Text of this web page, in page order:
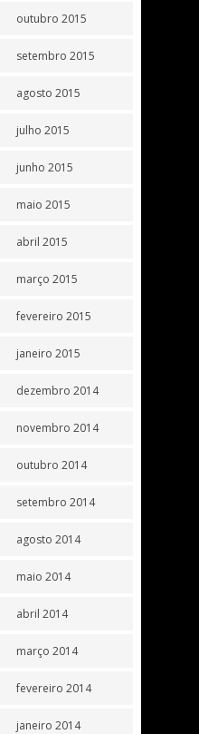
outubro 2015
setembro 2015
agosto 2015
julho 2015
junho 2015
maio 2015
abril 2015
março 2015
fevereiro 2015
janeiro 2015
dezembro 2014
novembro 2014
outubro 2014
setembro 2014
agosto 2014
maio 2014
abril 2014
março 2014
fevereiro 2014
janeiro 2014